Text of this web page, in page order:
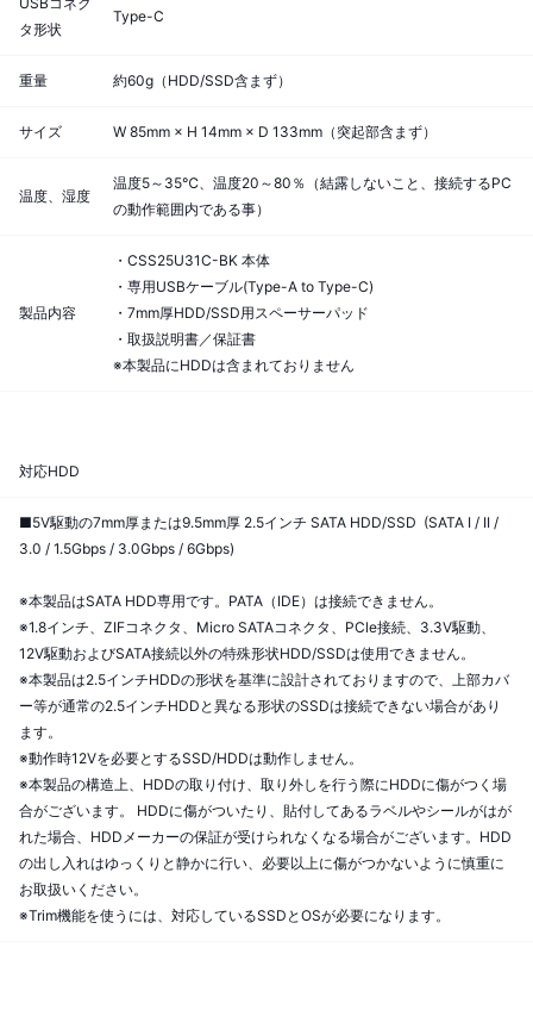
タ形状
Type-C
重量 約60g（HDD/SSD含まず）
サイズ W 85mm × H 14mm × D 133mm（突起部含まず）
温度、湿度
温度5～35℃、温度20～80％（結露しないこと、接続するPC
の動作範囲内である事）
製品内容
・CSS25U31C-BK 本体
・専用USBケーブル(Type-A to Type-C)
・7mm厚HDD/SSD用スペーサーパッド
・取扱説明書／保証書
※本製品にHDDは含まれておりません
対応HDD
■5V駆動の7mm厚または9.5mm厚 2.5インチ SATA HDD/SSD (SATA I / II /
3.0 / 1.5Gbps / 3.0Gbps / 6Gbps)
※本製品はSATA HDD専用です。PATA（IDE）は接続できません。
※1.8インチ、ZIFコネクタ、Micro SATAコネクタ、PCle接続、3.3V駆動、
12V駆動およびSATA接続以外の特殊形状HDD/SSDは使用できません。
※本製品は2.5インチHDDの形状を基準に設計されておりますので、上部カバ
ー等が通常の2.5インチHDDと異なる形状のSSDは接続できない場合があり
ます。
※動作時12Vを必要とするSSD/HDDは動作しません。
※本製品の構造上、HDDの取り付け、取り外しを行う際にHDDに傷がつく場
合がございます。 HDDに傷がついたり、貼付してあるラベルやシールがはが
れた場合、HDDメーカーの保証が受けられなくなる場合がございます。HDD
の出し入れはゆっくりと静かに行い、必要以上に傷がつかないように慎重に
お取扱いください。
※Trim機能を使うには、対応しているSSDとOSが必要になります。